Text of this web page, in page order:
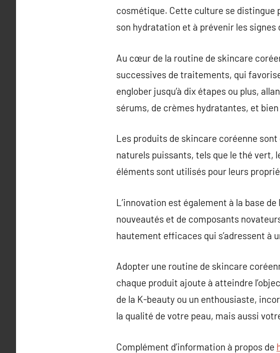
cosmétique. Cette culture se distingue
son hydratation et à prévenir les
Au cœur de la routine de skincare
successives de traitements, qui
englober jusqu’à dix étapes ou plus,
sérums, de crèmes hydratantes, et bien
Les produits de skincare coréenne
naturels puissants, tels que le thé vert,
éléments sont utilisés pour leurs
L’innovation est également à la base
nouveautés et de composants
hautement efficaces qui s’adressent à
Adopter une routine de skincare
chaque produit ajoute à atteindre
de la K-beauty ou un enthousiaste,
la qualité de votre peau, mais aussi
Complément d’information à propos de